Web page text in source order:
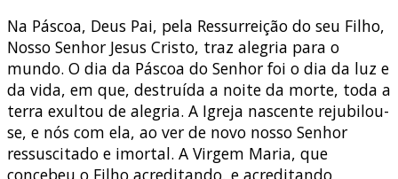
Na Páscoa, Deus Pai, pela Ressurreição do seu Filho,
Nosso Senhor Jesus Cristo, traz alegria para o
mundo. O dia da Páscoa do Senhor foi o dia da luz e
da vida, em que, destruída a noite da morte, toda a
terra exultou de alegria. A Igreja nascente rejubilou-
se, e nós com ela, ao ver de novo nosso Senhor
ressuscitado e imortal. A Virgem Maria, que
concebeu o Filho acreditando, e acreditando